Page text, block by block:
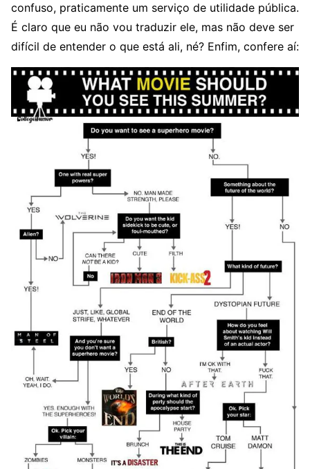
confuso, praticamente um serviço de utilidade pública.
É claro que eu não vou traduzir ele, mas não deve ser
difícil de entender o que está ali, né? Enfim, confere aí: